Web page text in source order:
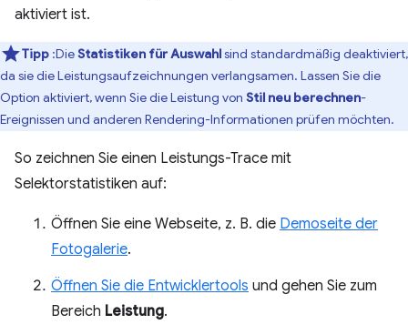
aktiviert ist.
Tipp :DieStatistiken für Auswahlsind standardmäßig deaktiviert,
da sie die Leistungsaufzeichnungen verlangsamen. Lassen Sie die
Option aktiviert, wenn Sie die Leistung von Stil neu berechnen-
Ereignissen und anderen Rendering-Informationen prüfen möchten.
So zeichnen Sie einen Leistungs-Trace mit
Selektorstatistiken auf:
Öffnen Sie eine Webseite, z. B. die Demoseite der
Fotogalerie.
Öffnen Sie die Entwicklertools und gehen Sie zum
Bereich Leistung.